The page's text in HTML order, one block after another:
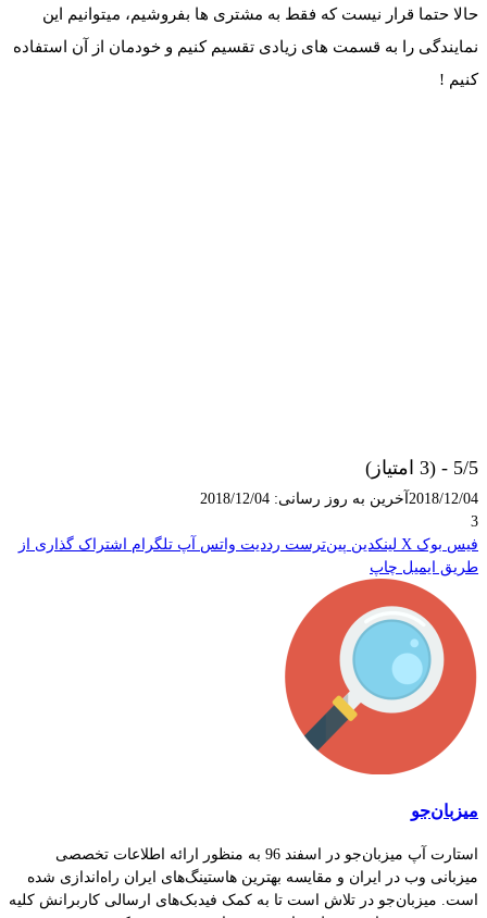
حالا حتما قرار نیست که فقط به مشتری ها بفروشیم، میتوانیم این
نمایندگی را به قسمت های زیادی تقسیم کنیم و خودمان از آن استفاده
کنیم !
5/5 - (3 امتیاز)
2018/12/04 آخرین به روز رسانی: 2018/12/04
3
فیس بوک X لینکدین ‫پین‌ترست ‫رددیت واتس آپ تلگرام
اشتراک گذاری از
طریق ایمیل چاپ
میزبان‌جو
استارت آپ میزبان‌جو در اسفند 96 به منظور ارائه اطلاعات تخصصی
میزبانی وب در ایران و مقایسه بهترین هاستینگ‌های ایران راه‌اندازی شده
است. میزبان‌جو در تلاش است تا به کمک فیدبک‌های ارسالی کاربرانش کلیه